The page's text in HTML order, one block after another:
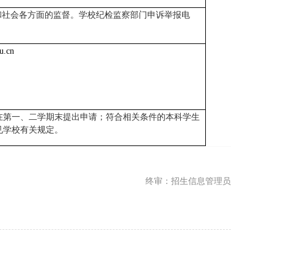
会各方面的监督。学校纪检监察部门申诉举报电
一、二学期末提出申请；符合相关条件的本科学生
校有关规定。
终审：招生信息管理员